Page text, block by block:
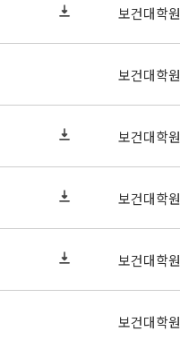
보건대학원
보건대학원
보건대학원
보건대학원
보건대학원
보건대학원